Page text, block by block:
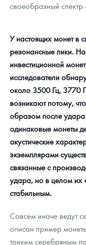
своеобразный
У настоящих монет в
резонансные пики.
инвестиционной
исследователи
около 3500 Гц, 3770
возникают потому,
образом после
одинаковые монеты
акустические
экземплярами
связанные с
удара, но в целом их
стабильным.
Совсем иначе ведут
описан пример
тонким серебряным